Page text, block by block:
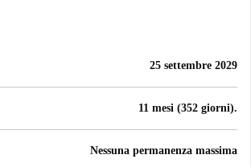
25 settembre 2029
11 mesi (352 giorni).
Nessuna permanenza massima